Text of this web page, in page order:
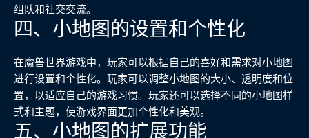
组队和社交交流。
四、小地图的设置和个性化
在魔兽世界游戏中，玩家可以根据自己的喜好和需求对小地图
进行设置和个性化。玩家可以调整小地图的大小、透明度和位
置，以适应自己的游戏习惯。玩家还可以选择不同的小地图样
式和主题，使游戏界面更加个性化和美观。
五、小地图的扩展功能